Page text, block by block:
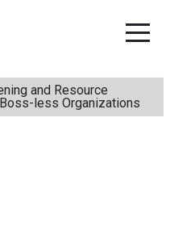
and Resource
less Organizations